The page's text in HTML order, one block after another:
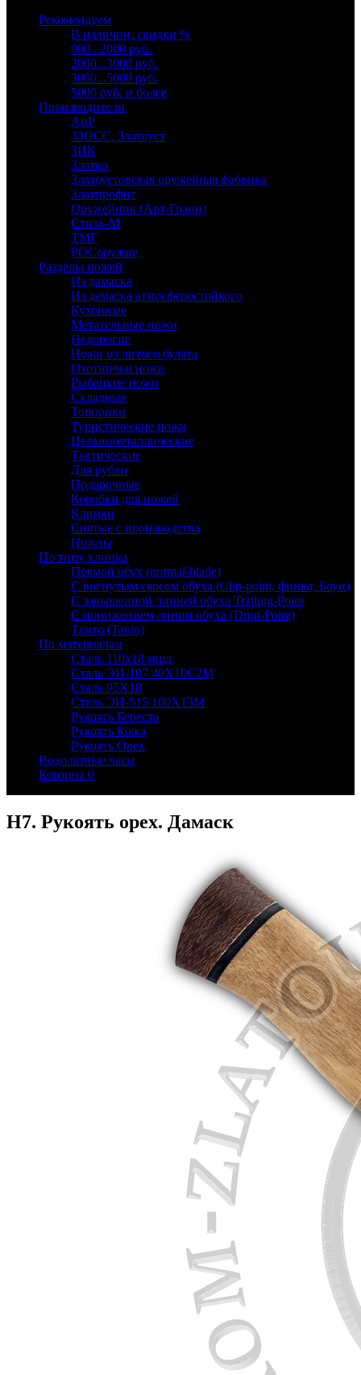
Рекомендуем
В наличии, скидки %
900...2000 руб.
2000...3000 руб.
3000...5000 руб.
5000 руб. и более
Производители
АиР
ЗЗОСС, Златоуст
ЗИК
Златко
Златоустовская оружейная фабрика
Златпрофит
Оружейник (Арт-Грани)
Стиль-М
ТМГ
РОСоружие
Разделы ножей
Из дамаска
Из дамаска атмосферостойкого
Кухонные
Метательные ножи
Недорогие
Ножи из литого булата
Охотничьи ножи
Рыбацкие ножи
Складные
Топорики
Туристические ножи
Цельнометаллические
Тактические
Для рубки
Подарочные
Коробки для ножей
Клинки
Снятые с производства
Ножны
По типу клинка
Прямой обух (normal-blade)
С вогнутым скосом обуха (Clip-point, финка, Боуи)
С завышенной линией обуха Trailing-Point
С понижением линии обуха (Drop-Point)
Танто (Tanto)
По материалам
Сталь 110х18 мшд
Сталь ЭИ-107 40Х10С2М
Сталь 95Х18
Сталь ЭИ-515 100Х13М
Рукоять Береста
Рукоять Кожа
Рукоять Орех
Водолазные часы
Корзина 0
Н7. Рукоять орех. Дамаск